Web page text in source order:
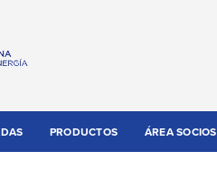
PRODUCTOS ÁREA SOCIOS